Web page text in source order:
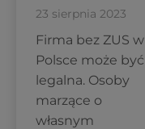
23 sierpnia 2023
Firma bez ZUS w
Polsce może być
legalna. Osoby
marzące o
własnym